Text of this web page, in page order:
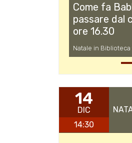
Come fa
passare dal
ore 16.30
Natale in Biblioteca
14
DIC
14:30